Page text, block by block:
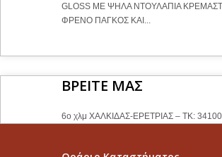
GLOSS ΜΕ ΨΗΛΑ ΝΤΟΥΛΑΠΙΑ
ΦΡΕΝΟ ΠΑΓΚΟΣ ΚΑΙ...
ΒΡΕΙΤΕ ΜΑΣ
6ο χλμ ΧΑΛΚΙΔΑΣ-ΕΡΕΤΡΙΑΣ – ΤΚ: